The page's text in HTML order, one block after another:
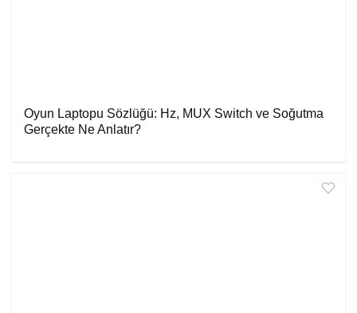
Oyun Laptopu Sözlüğü: Hz, MUX Switch ve Soğutma
Gerçekte Ne Anlatır?